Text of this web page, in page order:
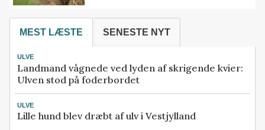
MEST LÆSTE SENESTE NYT
ULVE
Landmand vågnede ved lyden af skrigende kvier:
Ulven stod på foderbordet
ULVE
Lille hund blev dræbt af ulv i Vestjylland